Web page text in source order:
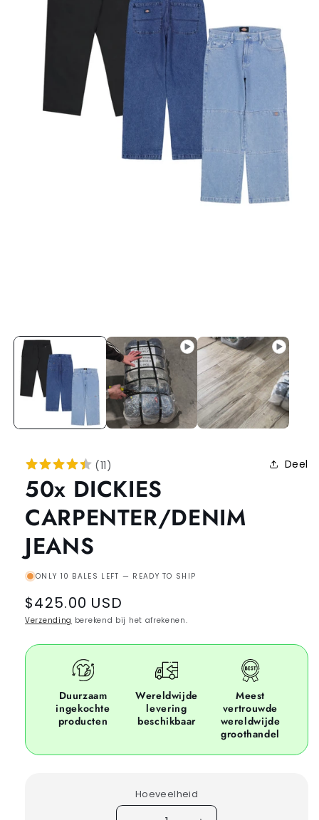
(11) Deel
50x DICKIES
CARPENTER/DENIM
JEANS
ONLY 10 BALES LEFT — READY TO SHIP
Regular
price
$425.00 USD
Verzending berekend bij het afrekenen.
Duurzaam
ingekochte
producten
Wereldwijde
levering
beschikbaar
Meest
vertrouwde
wereldwijde
groothandel
Hoeveelheid